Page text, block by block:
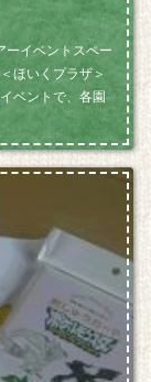
イベントスペー
ほいくプラザ＞
ベントで、各園